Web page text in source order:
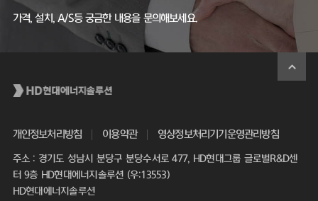
가격, 설치, A/S등 궁금한 내용을 문의해보세요.
개인정보처리방침 이용약관 영상정보처리기기운영관리방침
주소 : 경기도 성남시 분당구 분당수서로 477, HD현대그룹 글로벌R&D센
터 9층 HD현대에너지솔루션 (우:13553)
HD현대에너지솔루션